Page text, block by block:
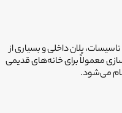
پلان داخلی و بسیاری از
معمولاً برای خانه‌های قدیمی
می‌شود.